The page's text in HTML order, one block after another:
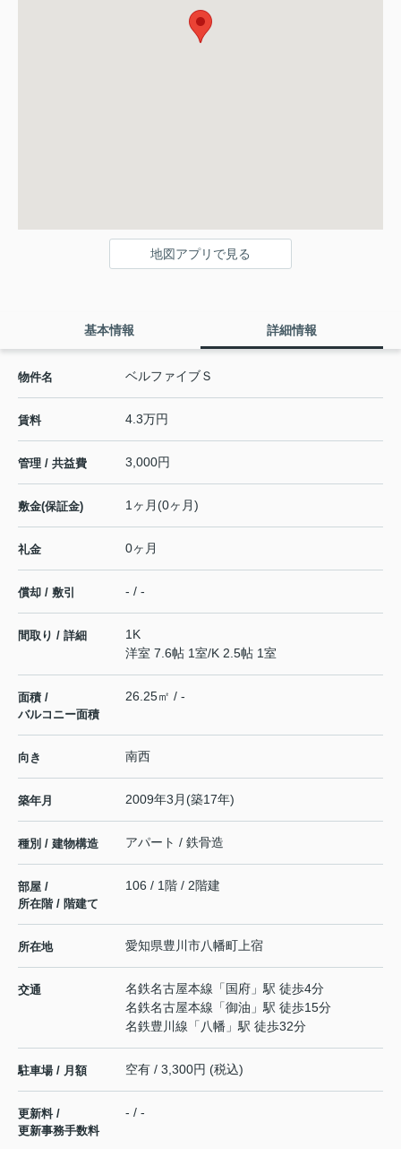
地図アプリで見る
基本情報 詳細情報
物件名 ベルファイブＳ
賃料 4.3万円
管理 / 共益費 3,000円
敷金(保証金) 1ヶ月(0ヶ月)
礼金 0ヶ月
償却 / 敷引 - / -
間取り / 詳細
1K
洋室 7.6帖 1室/K 2.5帖 1室
面積 /
バルコニー面積
26.25㎡ / -
向き 南西
築年月 2009年3月(築17年)
種別 / 建物構造 アパート / 鉄骨造
部屋 /
所在階 / 階建て
106 / 1階 / 2階建
所在地 愛知県豊川市八幡町 上宿
交通 名鉄名古屋本線 「 国府 」駅 徒歩4分
名鉄名古屋本線 「御油 」駅 徒歩15分
名鉄豊川線 「 八幡 」駅 徒歩32分
駐車場 / 月額 空有 / 3,300円 (税込)
更新料 /
更新事務手数料
- / -